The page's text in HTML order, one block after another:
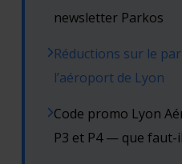
newsletter Parkos
Réductions sur le
l’aéroport de Lyon
Code promo Lyon
P3 et P4 — que faut-